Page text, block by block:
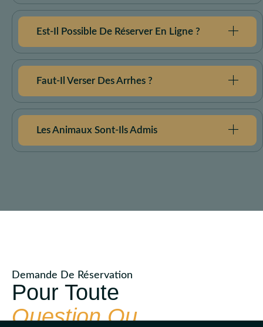
Est-Il Possible De Réserver En Ligne ?
Faut-Il Verser Des Arrhes ?
Les Animaux Sont-Ils Admis
Demande De Réservation
Pour Toute
Question Ou